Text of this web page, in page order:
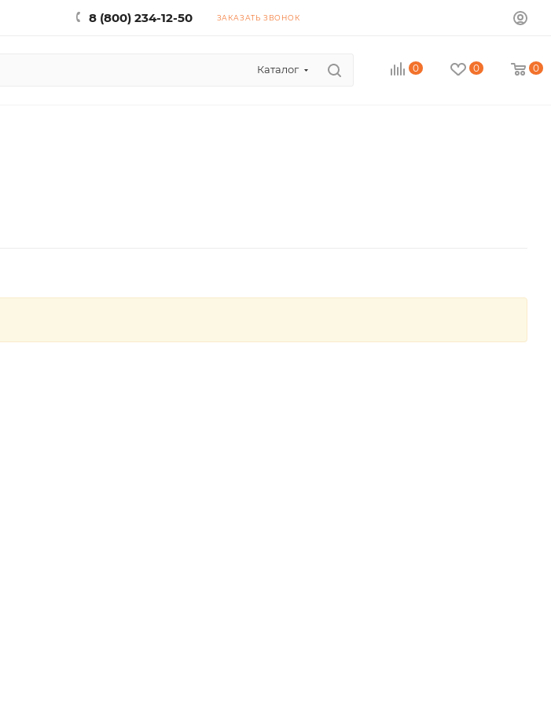
8 (800) 234-12-50 ЗАКАЗАТЬ ЗВОНОК
Каталог 0 0 0